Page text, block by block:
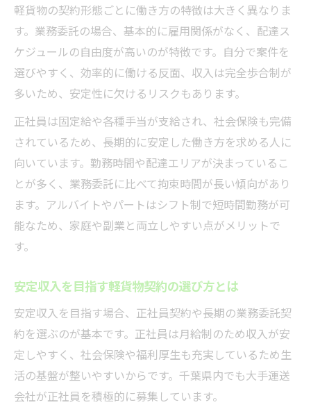
業務委託と正社員の軽貨物契約メリット徹
底比較
軽貨物で業務委託契約を選ぶ場合の注意点
正社員契約で得られる軽貨物の安定性とは
業務委託の軽貨物契約で得する人の特徴
働き方の自由度と収入で軽貨物契約を見直
す
チャーター便や積み置き便の契約形態を比較
軽貨物チャーター便契約のメリットと業務
内容
い
軽貨物契約形態ごとの効率的な働き方のコ
ツ
千葉県で選ばれる軽貨物契約形態の実例紹
介
開業届や黒ナンバー手続きの実践ポイント
軽貨物の契約形態ごとに働き方の特徴は大きく異なりま
す。業務委託の場合、基本的に雇用関係がなく、配達ス
ケジュールの自由度が高いのが特徴です。自分で案件を
選びやすく、効率的に働ける反面、収入は完全歩合制が
多いため、安定性に欠けるリスクもあります。
正社員は固定給や各種手当が支給され、社会保険も完備
されているため、長期的に安定した働き方を求める人に
向いています。勤務時間や配達エリアが決まっているこ
とが多く、業務委託に比べて拘束時間が長い傾向があり
ます。アルバイトやパートはシフト制で短時間勤務が可
能なため、家庭や副業と両立しやすい点がメリットで
す。
安定収入を目指す軽貨物契約の選び方とは
安定収入を目指す場合、正社員契約や長期の業務委託契
約を選ぶのが基本です。正社員は月給制のため収入が安
定しやすく、社会保険や福利厚生も充実しているため生
活の基盤が整いやすいからです。千葉県内でも大手運送
会社が正社員を積極的に募集しています。